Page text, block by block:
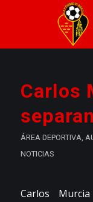
Carlos
ÁREA DEPORTIVA,
NOTICIAS
Carlos